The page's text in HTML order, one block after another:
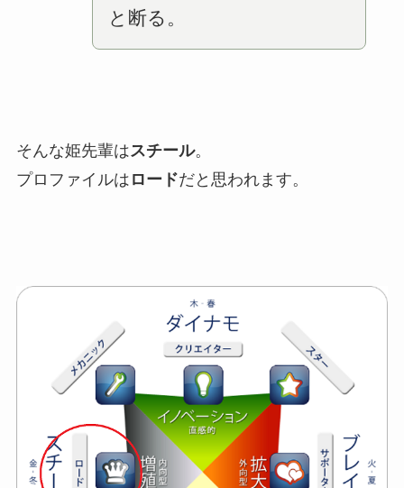
と断る。
そんな姫先輩はスチール。
プロファイルは ロードだと思われます。